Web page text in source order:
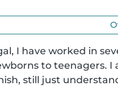
I have worked in
to teenagers. I
still just